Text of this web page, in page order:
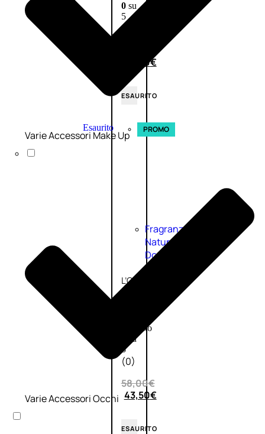
0su
5
(0)
43,50€
ESAURITO
Esaurito PROMO
Fragranze
Nature
Donna
L’OCCITANE
EDT
Valutato
su
5
(0)
58,00€
43,50€
ESAURITO
Varie Accessori Make Up
Varie Accessori Occhi